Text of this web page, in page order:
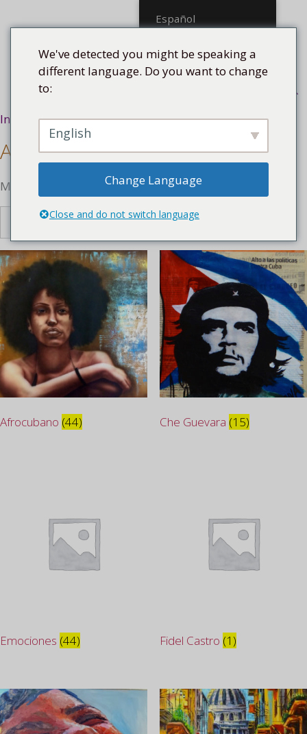
al
Menú
Inicio / Asunto
Asunto
Mostrando 1–16 de 222 resultados
Afrocubano (44) Che Guevara (15)
Emociones (44) Fidel Castro (1)
Español
We've detected you might be speaking a
different language. Do you want to change
to:
English
Change Language
Close and do not switch language